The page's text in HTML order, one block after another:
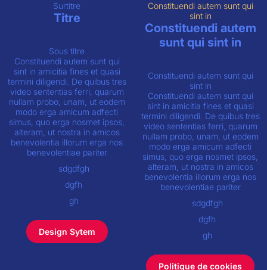
Surtitre
Titre
Sous titre
Constituendi autem sunt qui
sint in amicitia fines et quasi
termini diligendi. De quibus tres
video sententias ferri, quarum
nullam probo, unam, ut eodem
modo erga amicum adfecti
simus, quo erga nosmet ipsos,
alteram, ut nostra in amicos
benevolentia illorum erga nos
benevolentiae pariter
sdgdfgh
dgfh
gh
Design Sytem
Constituendi autem sunt qui
sint in
Constituendi autem
sunt qui sint in
Constituendi autem sunt qui
sint in
Constituendi autem sunt qui
sint in amicitia fines et quasi
termini diligendi. De quibus tres
video sententias ferri, quarum
nullam probo, unam, ut eodem
modo erga amicum adfecti
simus, quo erga nosmet ipsos,
alteram, ut nostra in amicos
benevolentia illorum erga nos
benevolentiae pariter
sdgdfgh
dgfh
gh
Politique de cookies